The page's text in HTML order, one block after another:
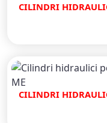
CILINDRI
CILINDRI